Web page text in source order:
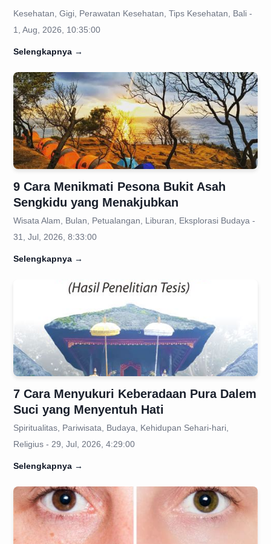
Kesehatan, Gigi, Perawatan Kesehatan, Tips Kesehatan, Bali -
1, Aug, 2026, 10:35:00
Selengkapnya →
9 Cara Menikmati Pesona Bukit Asah
Sengkidu yang Menakjubkan
Wisata Alam, Bulan, Petualangan, Liburan, Eksplorasi Budaya -
31, Jul, 2026, 8:33:00
Selengkapnya →
7 Cara Menyukuri Keberadaan Pura Dalem
Suci yang Menyentuh Hati
Spiritualitas, Pariwisata, Budaya, Kehidupan Sehari-hari,
Religius - 29, Jul, 2026, 4:29:00
Selengkapnya →